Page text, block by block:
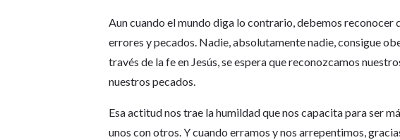
Aun cuando el mundo diga lo contrario, debemos
errores y pecados. Nadie, absolutamente nadie, consigue
través de la fe en Jesús, se espera que reconozcamos
nuestros pecados.
Esa actitud nos trae la humildad que nos capacita para ser
unos con otros. Y cuando erramos y nos arrepentimos,